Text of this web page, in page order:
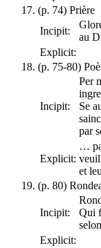
(p. 74) Prière
Incipit:
au
Explicit:
(p. 75-80)
Incipit:
Per
Se
par
Explicit:
…
et
(p. 80)
Incipit:
Qui
Explicit: